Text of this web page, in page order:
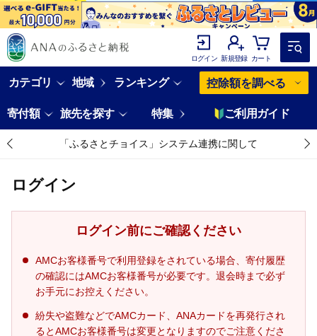
ログイン 新規登録 カート
カテゴリ 地域 ランキング 控除額を調べる
寄付額 旅先を探す 特集 ご利用ガイド
「ふるさとチョイス」システム連携に関して
ログイン
ログイン前にご確認ください
AMCお客様番号で利用登録をされている場合、寄付履歴
の確認にはAMCお客様番号が必要です。退会時まで必ず
お手元にお控えください。
紛失や盗難などでAMCカード、ANAカードを再発行され
るとAMCお客様番号は変更となりますのでご注意くださ